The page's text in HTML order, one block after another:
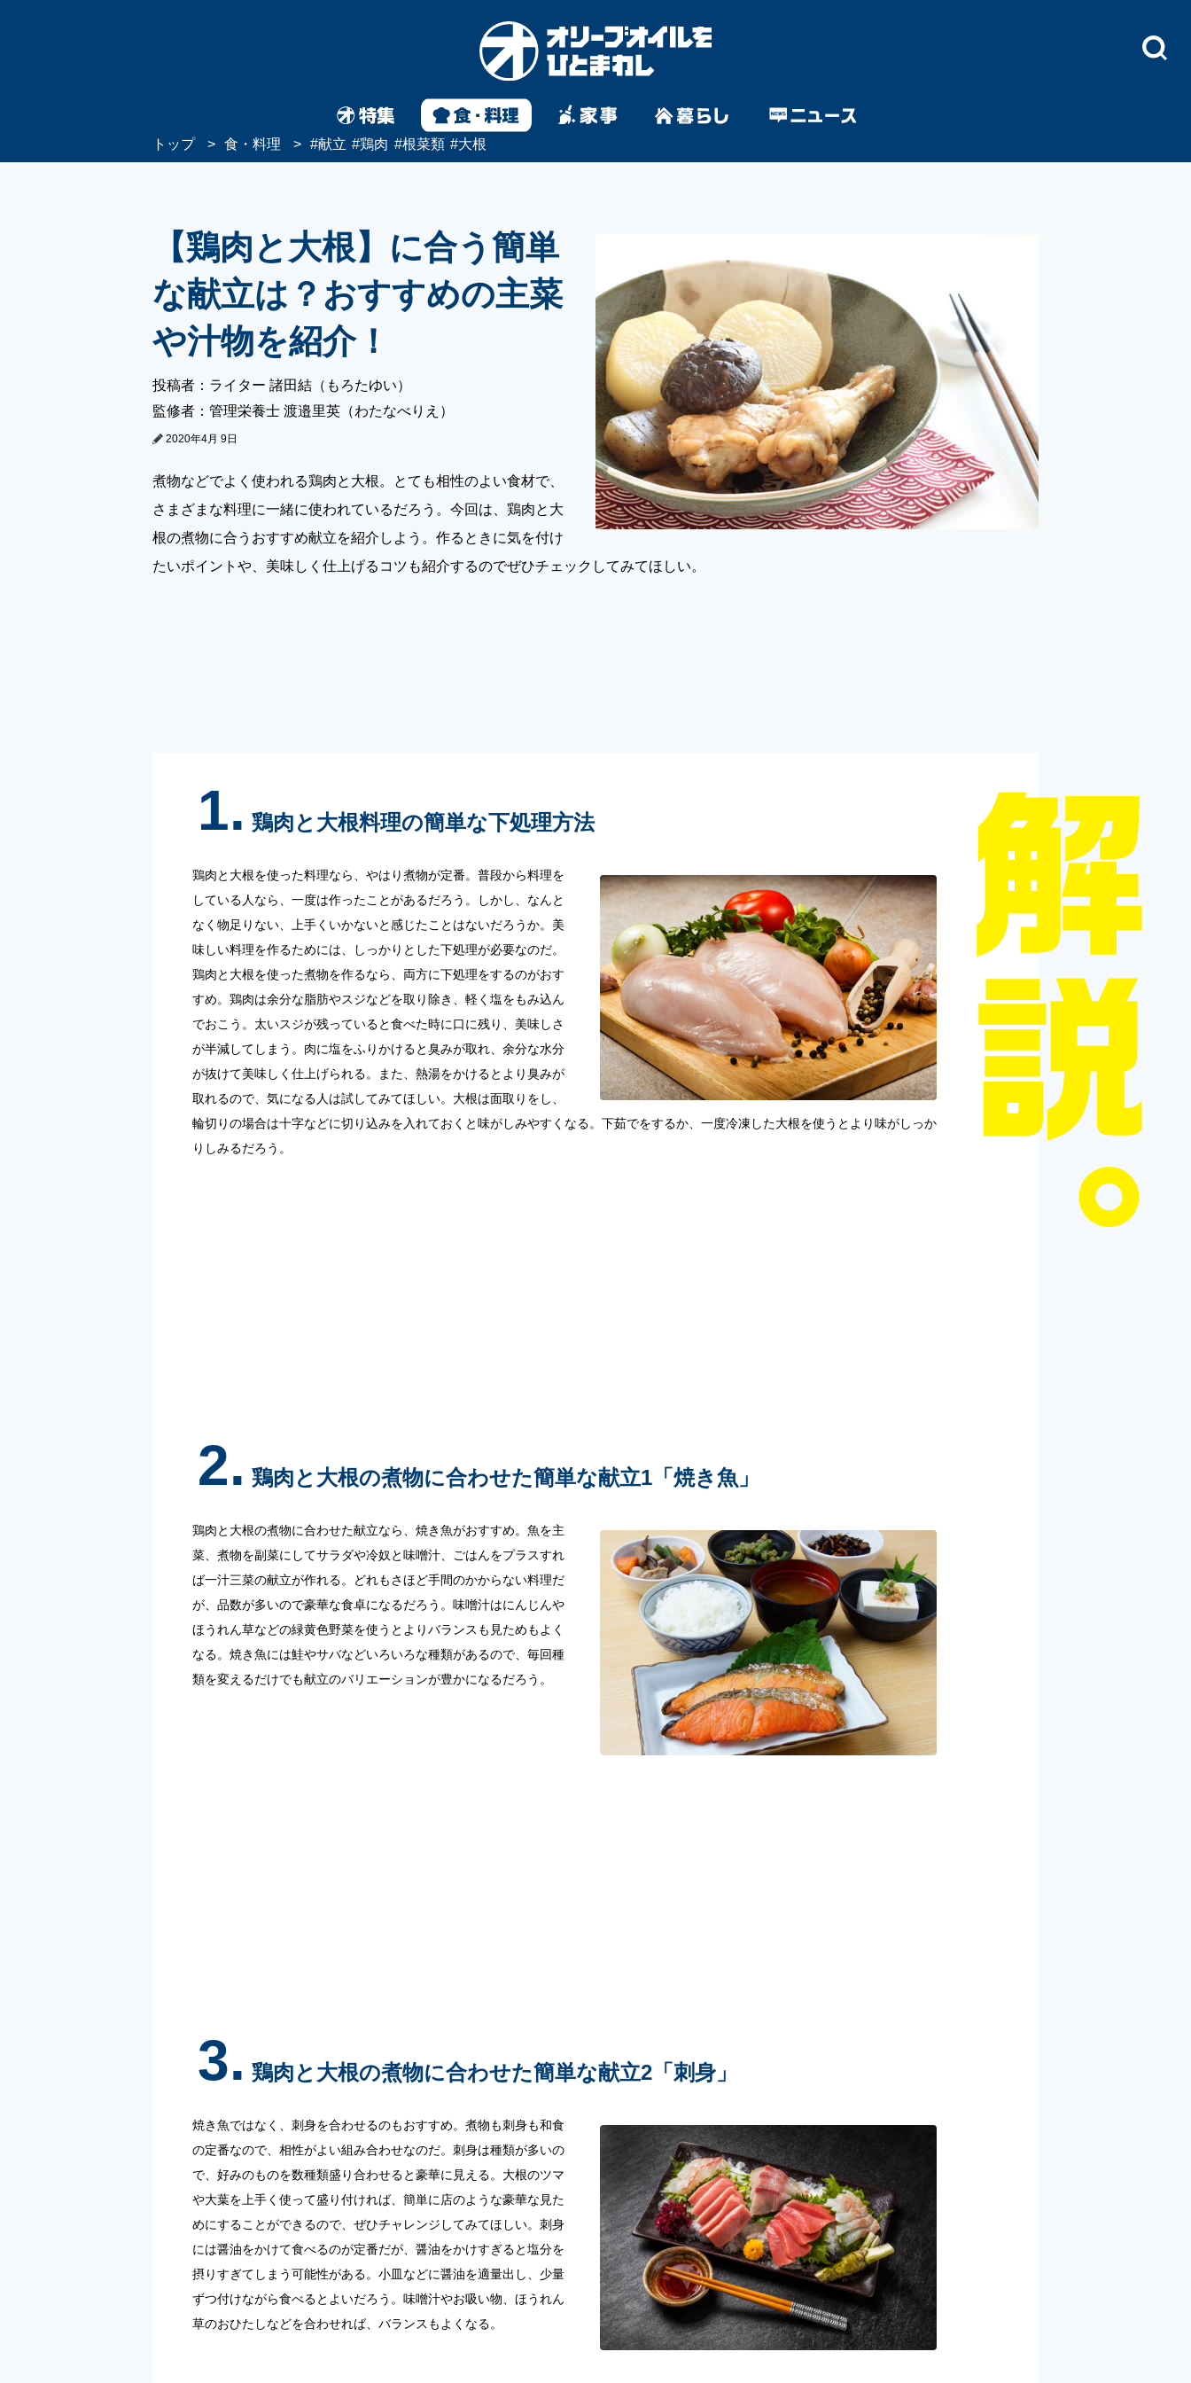
トップ 食・料理 #献立 #鶏肉 #根菜類 #大根
【鶏肉と大根】に合う簡単
な献立は？おすすめの主菜
や汁物を紹介！
投稿者：ライター 諸田結（もろたゆい）
監修者：管理栄養士 渡邉里英（わたなべりえ）
2020年4月 9日
煮物などでよく使われる鶏肉と大根。とても相性のよい食材で、
さまざまな料理に一緒に使われているだろう。今回は、鶏肉と大
根の煮物に合うおすすめ献立を紹介しよう。作るときに気を付け
たいポイントや、美味しく仕上げるコツも紹介するのでぜひチェックしてみてほしい。
1. 鶏肉と大根料理の簡単な下処理方法
鶏肉と大根を使った料理なら、やはり煮物が定番。普段から料理を
している人なら、一度は作ったことがあるだろう。しかし、なんと
なく物足りない、上手くいかないと感じたことはないだろうか。美
味しい料理を作るためには、しっかりとした下処理が必要なのだ。
鶏肉と大根を使った煮物を作るなら、両方に下処理をするのがおす
すめ。鶏肉は余分な脂肪やスジなどを取り除き、軽く塩をもみ込ん
でおこう。太いスジが残っていると食べた時に口に残り、美味しさ
が半減してしまう。肉に塩をふりかけると臭みが取れ、余分な水分
が抜けて美味しく仕上げられる。また、熱湯をかけるとより臭みが
取れるので、気になる人は試してみてほしい。大根は面取りをし、
輪切りの場合は十字などに切り込みを入れておくと味がしみやすくなる。下茹でをするか、一度冷凍した大根を使うとより味がしっか
りしみるだろう。
2. 鶏肉と大根の煮物に合わせた簡単な献立1「焼き魚」
鶏肉と大根の煮物に合わせた献立なら、焼き魚がおすすめ。魚を主
菜、煮物を副菜にしてサラダや冷奴と味噌汁、ごはんをプラスすれ
ば一汁三菜の献立が作れる。どれもさほど手間のかからない料理だ
が、品数が多いので豪華な食卓になるだろう。味噌汁はにんじんや
ほうれん草などの緑黄色野菜を使うとよりバランスも見ためもよく
なる。焼き魚には鮭やサバなどいろいろな種類があるので、毎回種
類を変えるだけでも献立のバリエーションが豊かになるだろう。
3. 鶏肉と大根の煮物に合わせた簡単な献立2「刺身」
焼き魚ではなく、刺身を合わせるのもおすすめ。煮物も刺身も和食
の定番なので、相性がよい組み合わせなのだ。刺身は種類が多いの
で、好みのものを数種類盛り合わせると豪華に見える。大根のツマ
や大葉を上手く使って盛り付ければ、簡単に店のような豪華な見た
めにすることができるので、ぜひチャレンジしてみてほしい。刺身
には醤油をかけて食べるのが定番だが、醤油をかけすぎると塩分を
摂りすぎてしまう可能性がある。小皿などに醤油を適量出し、少量
ずつ付けながら食べるとよいだろう。味噌汁やお吸い物、ほうれん
草のおひたしなどを合わせれば、バランスもよくなる。